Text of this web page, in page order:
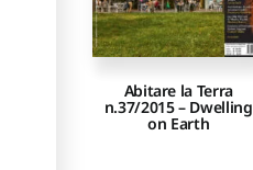
Abitare la Terra
n.37/2015 – Dwelling
on Earth